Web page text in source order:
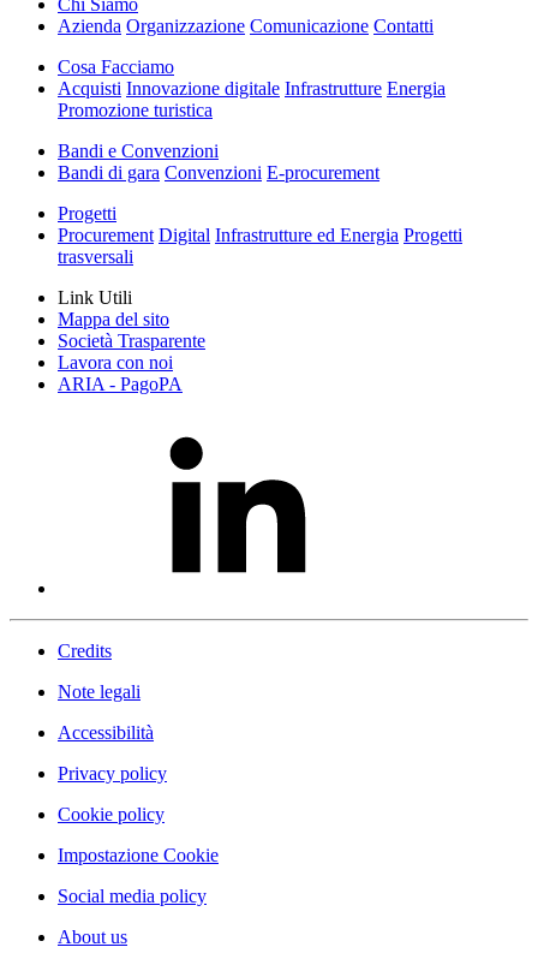
Azienda Organizzazione Comunicazione Contatti
Cosa Facciamo
Acquisti Innovazione digitale Infrastrutture Energia
Promozione turistica
Bandi e Convenzioni
Bandi di gara Convenzioni E-procurement
Progetti
Procurement Digital Infrastrutture ed Energia Progetti
trasversali
Link Utili
Mappa del sito
Società Trasparente
Lavora con noi
ARIA - PagoPA
Credits
Note legali
Accessibilità
Privacy policy
Cookie policy
Impostazione Cookie
Social media policy
About us